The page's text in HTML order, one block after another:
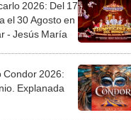
2026: Del 17
el 30 Agosto en
- Jesús María
Condor 2026:
Explanada